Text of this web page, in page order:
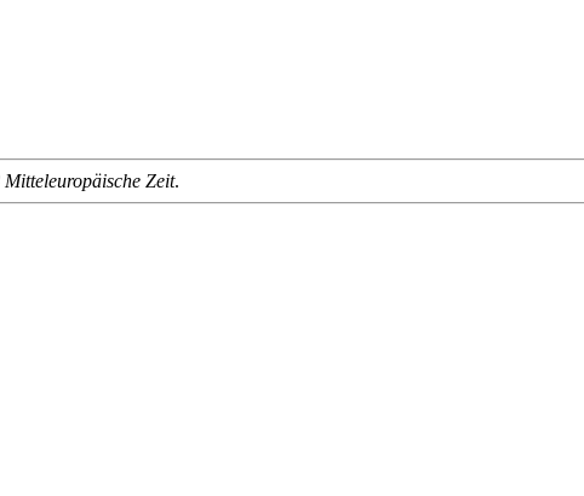
Zeit.